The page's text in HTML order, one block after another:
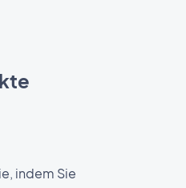
indem Sie